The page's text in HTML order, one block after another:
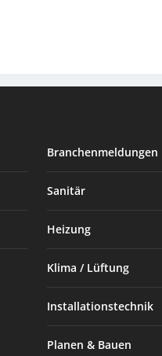
Branchenmeldungen
Sanitär
Heizung
Klima / Lüftung
Installationstechnik
Planen & Bauen